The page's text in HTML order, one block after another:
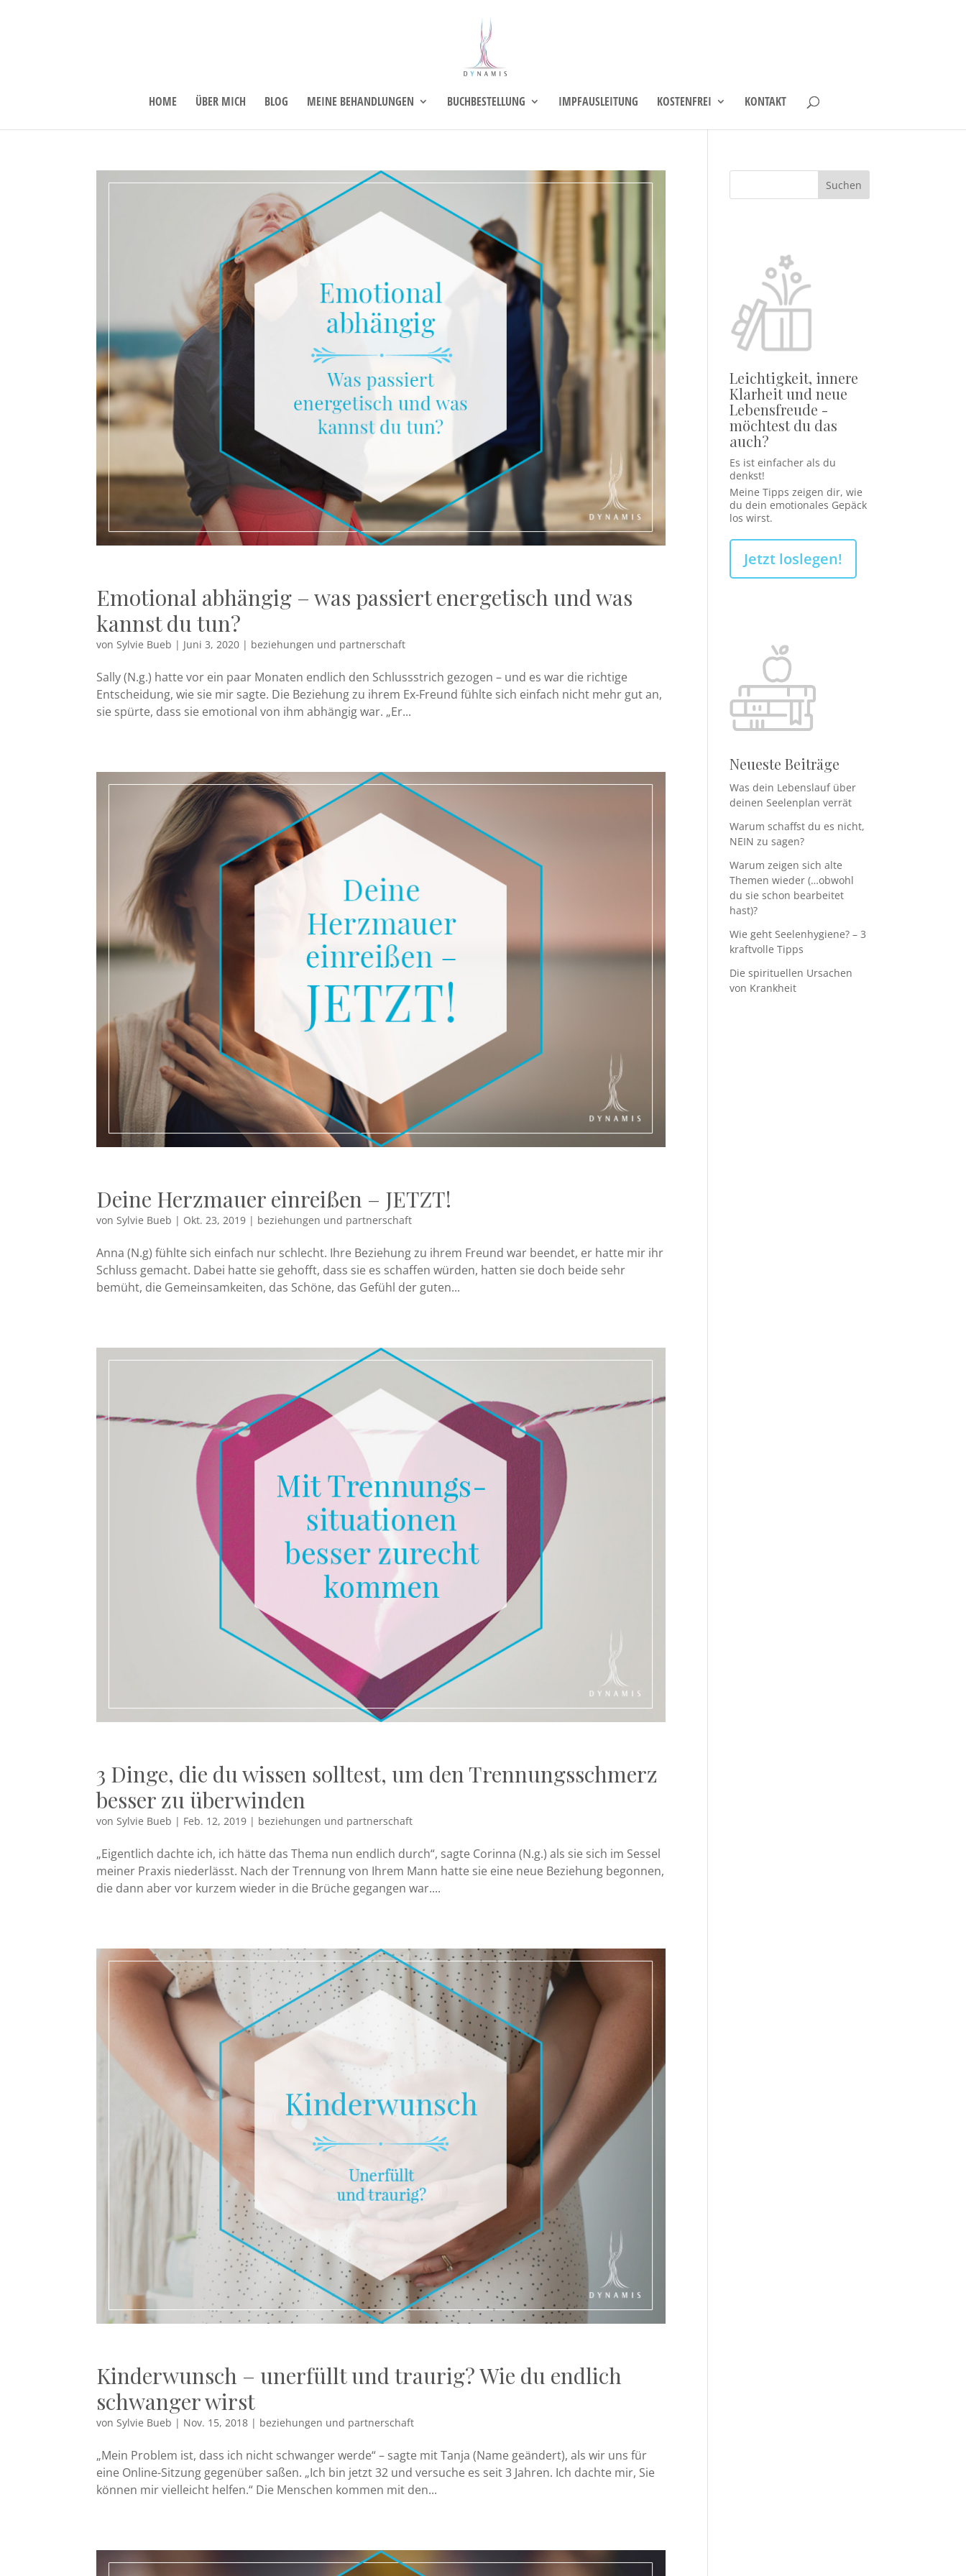
HOME ÜBER MICH BLOG MEINE BEHANDLUNGEN BUCHBESTELLUNG IMPFAUSLEITUNG KOSTENFREI KONTAKT
Emotional abhängig – was passiert energetisch und was
kannst du tun?
von Sylvie Bueb | Juni 3, 2020 | beziehungen und partnerschaft
Sally (N.g.) hatte vor ein paar Monaten endlich den Schlussstrich gezogen – und es war die richtige
Entscheidung, wie sie mir sagte. Die Beziehung zu ihrem Ex-Freund fühlte sich einfach nicht mehr gut an,
sie spürte, dass sie emotional von ihm abhängig war. „Er...
Deine Herzmauer einreißen – JETZT!
von Sylvie Bueb | Okt. 23, 2019 | beziehungen und partnerschaft
Anna (N.g) fühlte sich einfach nur schlecht. Ihre Beziehung zu ihrem Freund war beendet, er hatte mir ihr
Schluss gemacht. Dabei hatte sie gehofft, dass sie es schaffen würden, hatten sie doch beide sehr
bemüht, die Gemeinsamkeiten, das Schöne, das Gefühl der guten...
3 Dinge, die du wissen solltest, um den Trennungsschmerz
besser zu überwinden
vonSylvie Bueb | Feb. 12, 2019 | beziehungen und partnerschaft
„Eigentlich dachte ich, ich hätte das Thema nun endlich durch“, sagte Corinna (N.g.) als sie sich im Sessel
meiner Praxis niederlässt. Nach der Trennung von Ihrem Mann hatte sie eine neue Beziehung begonnen,
die dann aber vor kurzem wieder in die Brüche gegangen war....
Kinderwunsch – unerfüllt und traurig? Wie du endlich
schwanger wirst
vonSylvie Bueb | Nov. 15, 2018 | beziehungen und partnerschaft
„Mein Problem ist, dass ich nicht schwanger werde“ – sagte mit Tanja (Name geändert), als wir uns für
eine Online-Sitzung gegenüber saßen. „Ich bin jetzt 32 und versuche es seit 3 Jahren. Ich dachte mir, Sie
können mir vielleicht helfen.“ Die Menschen kommen mit den...
Leichtigkeit, innere
Klarheit und neue
Lebensfreude -
möchtest du das
auch?
Es ist einfacher als du
denkst!
Meine Tipps zeigen dir, wie
du dein emotionales Gepäck
los wirst.
Jetzt loslegen!
Neueste Beiträge
Was dein Lebenslauf über
deinen Seelenplan verrät
Warum schaffst du es nicht,
NEIN zu sagen?
Warum zeigen sich alte
Themen wieder (…obwohl
du sie schon bearbeitet
hast)?
Wie geht Seelenhygiene? – 3
kraftvolle Tipps
Die spirituellen Ursachen
von Krankheit